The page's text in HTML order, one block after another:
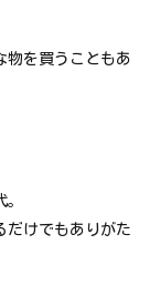
物を買うこともあ
だけでもありがた